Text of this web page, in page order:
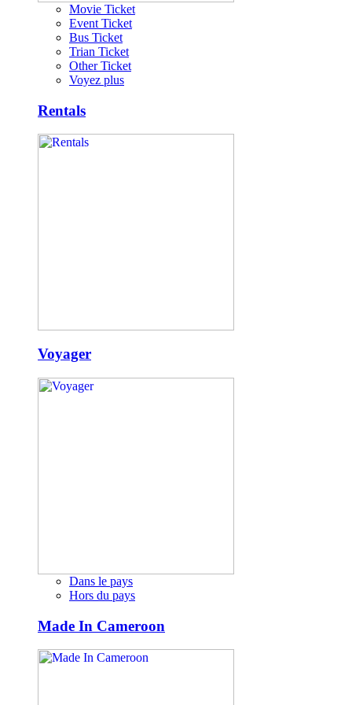
Movie Ticket
Event Ticket
Bus Ticket
Trian Ticket
Other Ticket
Voyez plus
Rentals
Voyager
Dans le pays
Hors du pays
Made In Cameroon